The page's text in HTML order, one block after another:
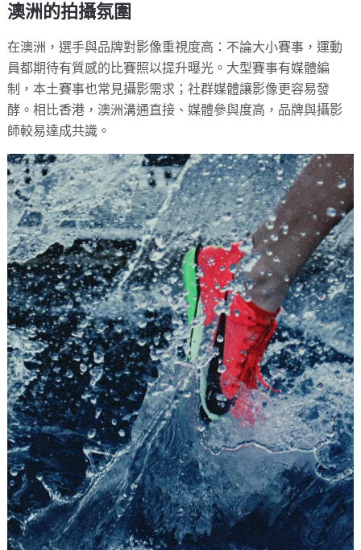
澳洲的拍攝氛圍
在澳洲，選手與品牌對影像重視度高：不論大小賽事，運動
員都期待有質感的比賽照以提升曝光。大型賽事有媒體編
制，本土賽事也常見攝影需求；社群媒體讓影像更容易發
酵。相比香港，澳洲溝通直接、媒體參與度高，品牌與攝影
師較易達成共識。